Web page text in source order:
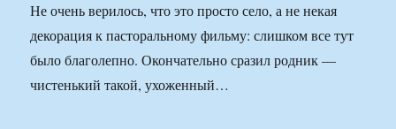
Не очень верилось, что это просто село, а не некая
декорация к пасторальному фильму: слишком все тут
было благолепно. Окончательно сразил родник —
чистенький такой, ухоженный…